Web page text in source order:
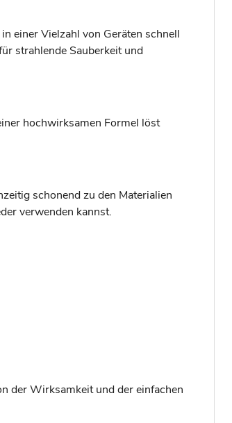
einer Vielzahl von Geräten schnell
strahlende Sauberkeit und
hochwirksamen Formel löst
schonend zu den Materialien
verwenden kannst.
der Wirksamkeit und der einfachen